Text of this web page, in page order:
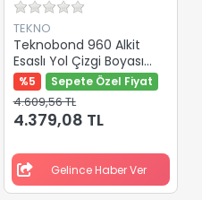
TEKNO
Teknobond 960 Alkit
Esaslı Yol Çizgi Boyası
Sarı 25 Kg
%5 Sepete Özel Fiyat
4.609,56 TL
4.379,08 TL
Gelince Haber Ver